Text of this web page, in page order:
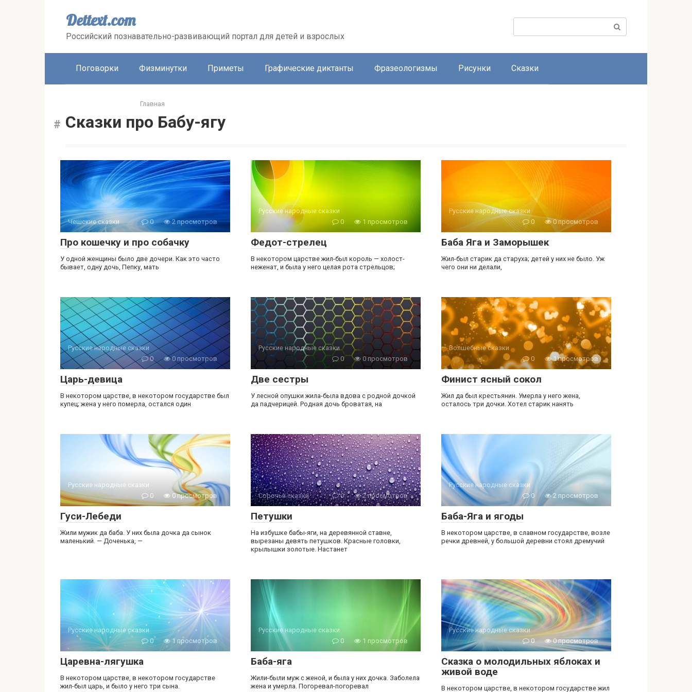
Dettext.com
Российский познавательно-развивающий портал для детей и взрослых
Поиск:
Поговорки Физминутки Приметы Графические диктанты Фразеологизмы Рисунки Сказки
Главная
Сказки про Бабу-ягу
Чешские сказки 0 2 просмотров
Про кошечку и про собачку
У одной женщины было две дочери. Как это часто
бывает, одну дочь, Пепку, мать
Русские народные сказки
0
1 просмотров
Федот-стрелец
В некотором царстве жил-был король — холост-
неженат, и была у него целая рота стрельцов;
Русские народные сказки
0
0 просмотров
Баба Яга и Заморышек
Жил-был старик да старуха; детей у них не было. Уж
чего они ни делали,
Русские народные сказки
0
0 просмотров
Царь-девица
В некотором царстве, в некотором государстве был
купец; жена у него померла, остался один
Русские народные сказки
0
0 просмотров
Две сестры
У лесной опушки жила-была вдова с родной дочкой
да падчерицей. Родная дочь броватая, на
Волшебные сказки
0
1 просмотров
Финист ясный сокол
Жил да был крестьянин. Умерла у него жена,
осталось три дочки. Хотел старик нанять
Русские народные сказки
0
0 просмотров
Гуси-Лебеди
Жили мужик да баба. У них была дочка да сынок
маленький. — Доченька, —
Сорочьи сказки 0 2 просмотров
Петушки
На избушке бабы-яги, на деревянной ставне,
вырезаны девять петушков. Красные головки,
крылышки золотые. Настанет
Русские народные сказки
0
2 просмотров
Баба-Яга и ягоды
В некотором царстве, в славном государстве, возле
речки древней, у большой деревни стоял дремучий
Русские народные сказки
0
1 просмотров
Царевна-лягушка
В некотором царстве, в некотором государстве
жил-был царь, и было у него три сына.
Русские народные сказки
0
1 просмотров
Баба-яга
Жили-были муж с женой, и была у них дочка. Заболела
жена и умерла. Погоревал-погоревал
Русские народные сказки
0
0 просмотров
Сказка о молодильных яблоках и
живой воде
В некотором царстве, в некотором государстве жил